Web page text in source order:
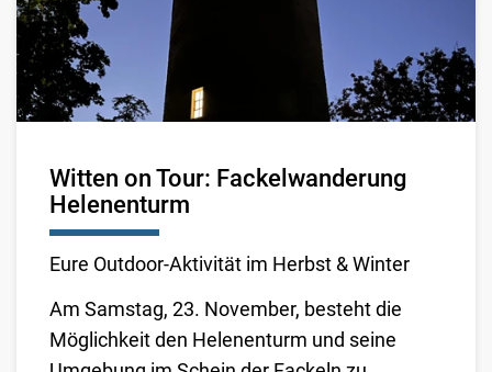
Witten on Tour: Fackelwanderung
Helenenturm
Eure Outdoor-Aktivität im Herbst & Winter
Am Samstag, 23. November, besteht die
Möglichkeit den Helenenturm und seine